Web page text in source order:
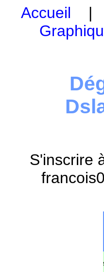
Accueil |
S'inscrire